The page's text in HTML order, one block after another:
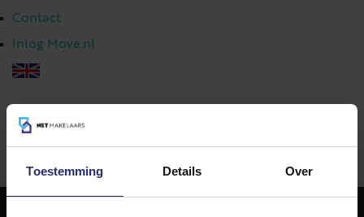
Toestemming Details Over
Contact
Inlog Move.nl
023 303 54 44